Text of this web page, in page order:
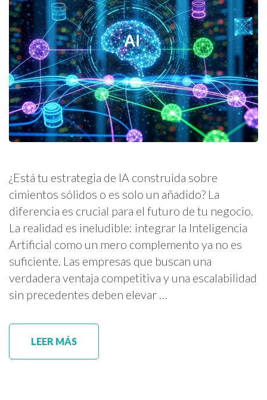
¿Está tu estrategia de IA construida sobre
cimientos sólidos o es solo un añadido? La
diferencia es crucial para el futuro de tu negocio.
La realidad es ineludible: integrar la Inteligencia
Artificial como un mero complemento ya no es
suficiente. Las empresas que buscan una
verdadera ventaja competitiva y una escalabilidad
sin precedentes deben elevar …
LEER MÁS